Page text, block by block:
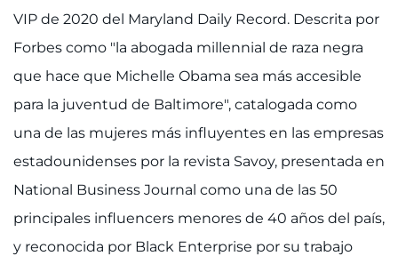
VIP de 2020 del Maryland Daily Record. Descrita por
Forbes como "la abogada millennial de raza negra
que hace que Michelle Obama sea más accesible
para la juventud de Baltimore", catalogada como
una de las mujeres más influyentes en las empresas
estadounidenses por la revista Savoy, presentada en
National Business Journal como una de las 50
principales influencers menores de 40 años del país,
y reconocida por Black Enterprise por su trabajo